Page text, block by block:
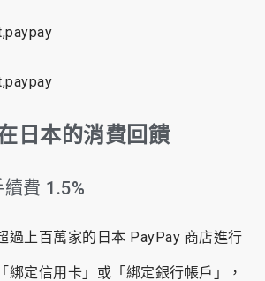
日本的消費回饋
費 1.5%
過上百萬家的日本 PayPay 商店進行
綁定信用卡」或「綁定銀行帳戶」，